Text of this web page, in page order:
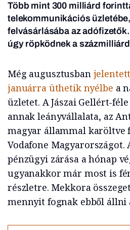
Több mint 300 milliárd
telekommunikációs
felvásárlásába az
úgy röpködnek a
Még augusztusban
januárra üthetik nyélbe a
üzletet. A Jászai Gellért-
annak leányvállalata, az
magyar állammal karöltve
Vodafone Magyarországot.
pénzügyi zárása a hónap
ugyanakkor már most is
részletre. Mekkora
mennyit fognak ebből állni